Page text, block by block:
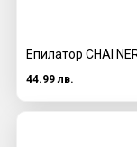
Епилатор CHAI
44.99 лв.